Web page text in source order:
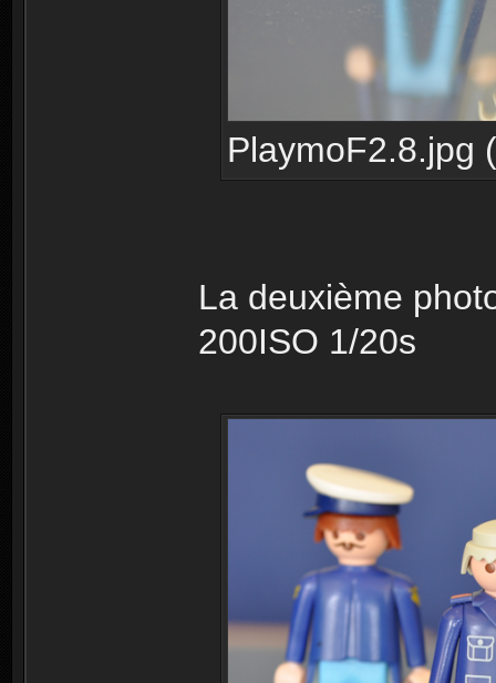
PlaymoF2.8.jpg
La deuxième
200ISO 1/20s